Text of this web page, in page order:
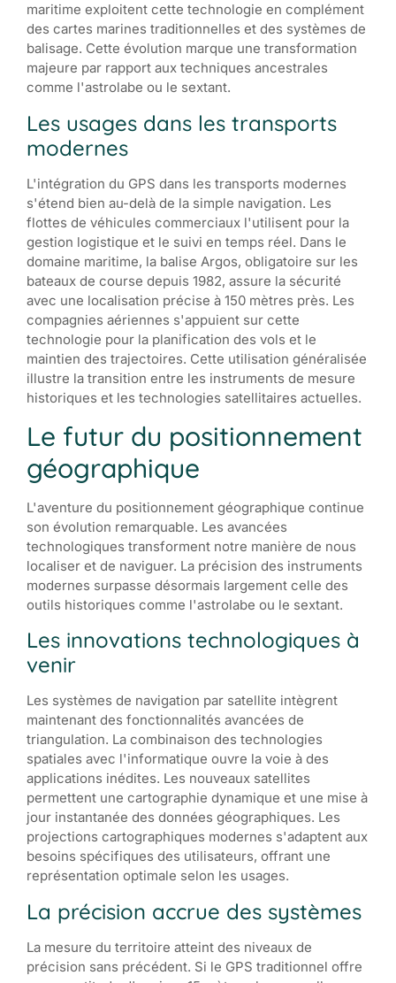
maritime exploitent cette technologie en complément
des cartes marines traditionnelles et des systèmes de
balisage. Cette évolution marque une transformation
majeure par rapport aux techniques ancestrales
comme l'astrolabe ou le sextant.
Les usages dans les transports
modernes
L'intégration du GPS dans les transports modernes
s'étend bien au-delà de la simple navigation. Les
flottes de véhicules commerciaux l'utilisent pour la
gestion logistique et le suivi en temps réel. Dans le
domaine maritime, la balise Argos, obligatoire sur les
bateaux de course depuis 1982, assure la sécurité
avec une localisation précise à 150 mètres près. Les
compagnies aériennes s'appuient sur cette
technologie pour la planification des vols et le
maintien des trajectoires. Cette utilisation généralisée
illustre la transition entre les instruments de mesure
historiques et les technologies satellitaires actuelles.
Le futur du positionnement
géographique
L'aventure du positionnement géographique continue
son évolution remarquable. Les avancées
technologiques transforment notre manière de nous
localiser et de naviguer. La précision des instruments
modernes surpasse désormais largement celle des
outils historiques comme l'astrolabe ou le sextant.
Les innovations technologiques à
venir
Les systèmes de navigation par satellite intègrent
maintenant des fonctionnalités avancées de
triangulation. La combinaison des technologies
spatiales avec l'informatique ouvre la voie à des
applications inédites. Les nouveaux satellites
permettent une cartographie dynamique et une mise à
jour instantanée des données géographiques. Les
projections cartographiques modernes s'adaptent aux
besoins spécifiques des utilisateurs, offrant une
représentation optimale selon les usages.
La précision accrue des systèmes
La mesure du territoire atteint des niveaux de
précision sans précédent. Si le GPS traditionnel offre